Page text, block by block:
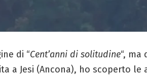
di “Cent’anni di solitudine“, ma
a Jesi (Ancona), ho scoperto le